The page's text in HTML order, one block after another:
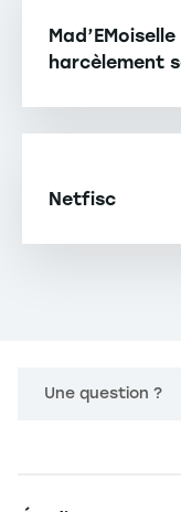
harcèlement
Netfisc
Une question ?